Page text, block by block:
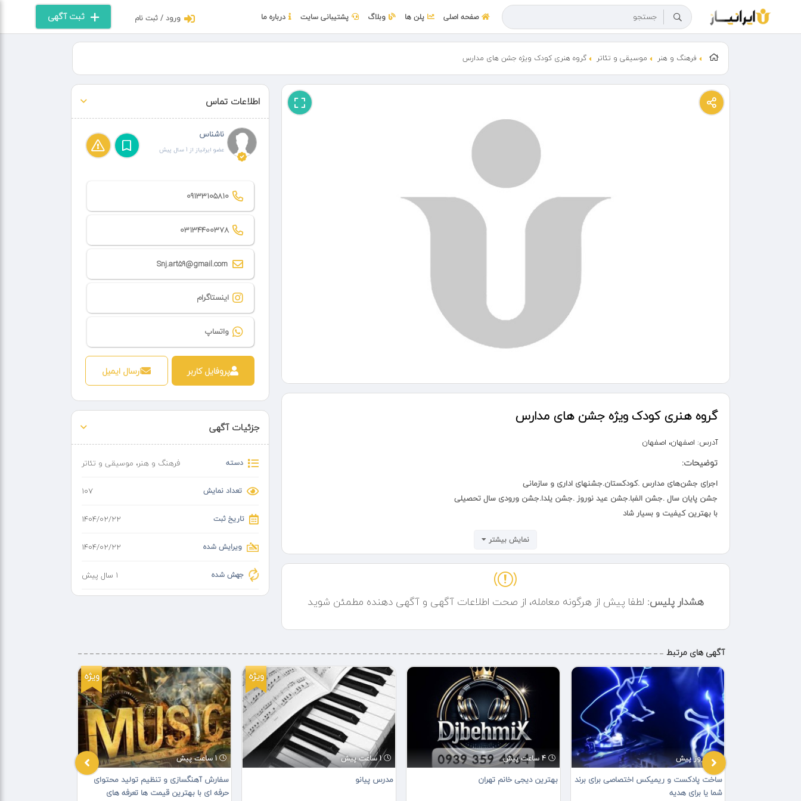
ثبت آگهی ورود / ثبت نام صفحه اصلی پلن ها وبلاگ پشتیبانی سایت درباره ما
فرهنگ و هنر موسیقی و تئاتر گروه هنری کودک ویژه جشن های مدارس
گروه هنری کودک ویژه جشن های مدارس
آدرس: اصفهان، اصفهان
توضیحات:
اجرای جشن‌های مدارس .کودکستان.جشنهای اداری و سازمانی
جشن پایان سال .جشن الفبا.جشن عید نوروز .جشن یلدا.جشن ورودی سال تحصیلی
با بهترین کیفیت و بسیار شاد
نمایش بیشتر
هشدار پلیس: لطفا پیش از هرگونه معامله، از صحت اطلاعات آگهی و آگهی دهنده مطمئن شوید
اطلاعات تماس
ناشناس
عضو ایرانیاز از 1 سال پیش
09133105810
03134400378
Snj.art59@gmail.com
اینستاگرام
واتساپ
پروفایل کاربر ارسال ایمیل
جزئیات آگهی
دسته فرهنگ و هنر، موسیقی و تئاتر
تعداد نمایش 107
تاریخ ثبت ۱۴۰۴/۰۲/۲۲
ویرایش شده ۱۴۰۴/۰۲/۲۲
جهش شده 1 سال پیش
آگهی های مرتبط
ویژه
1 ساعت پیش
سفارش آهنگسازی و تنظیم تولید محتوای
حرفه ای با بهترین قیمت ها تعرفه های
ویژه
1 ساعت پیش
مدرس پیانو
4 ساعت پیش
بهترین دیجی خانم تهران
5 روز پیش
ساخت پادکست و ریمیکس اختصاصی برای برند
شما یا برای هدیه